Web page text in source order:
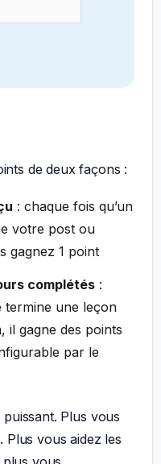
de deux façons :
: chaque fois qu’un
votre post ou
gagnez 1 point
complétés:
termine une leçon
il gagne des points
par le
puissant. Plus vous
Plus vous aidez les